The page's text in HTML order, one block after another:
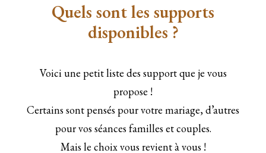
Quels sont les supports
disponibles ?
Voici une petit liste des support que je vous
propose !
Certains sont pensés pour votre mariage, d’autres
pour vos séances familles et couples.
Mais le choix vous revient à vous !